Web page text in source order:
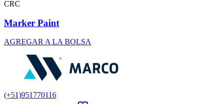
CRC
Marker Paint
AGREGAR A LA BOLSA
(+51)951770116